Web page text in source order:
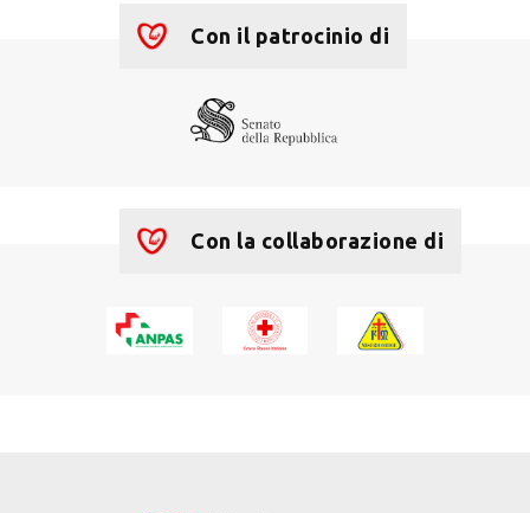
Con il patrocinio di
Con la collaborazione di